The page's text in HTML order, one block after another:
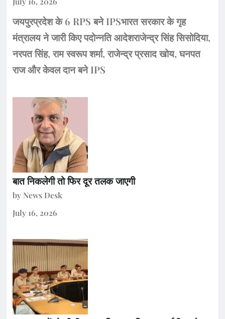
जयपुरप्रदेश के 6 RPS बने IPSभारत सरकार के गृह
मंत्रालय ने जारी किए पदोन्नति आदेशराजेन्द्र सिंह सिसोदिया,
नरपत सिंह, राम स्वरूप शर्मा, राजेन्द्र प्रसाद खोय, घनपत
राज और केवल दान बने IPS
बात निकलेगी तो फिर दूर तलक जाएगी
by News Desk
July 16, 2026